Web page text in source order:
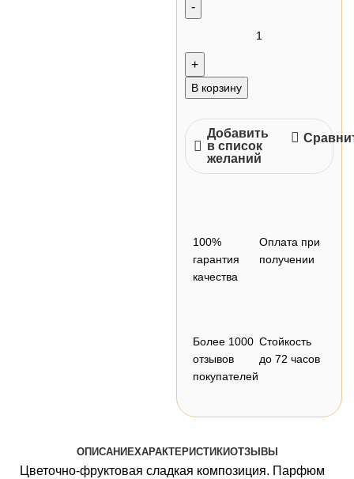
В корзину
Добавить
в список
желаний
100%
гарантия
качества
Оплата при
получении
Более 1000
отзывов
покупателей
Стойкость
до 72 часов
ОПИСАНИЕХАРАКТЕРИСТИКИОТЗЫВЫ
Цветочно-фруктовая сладкая композиция. Парфюм